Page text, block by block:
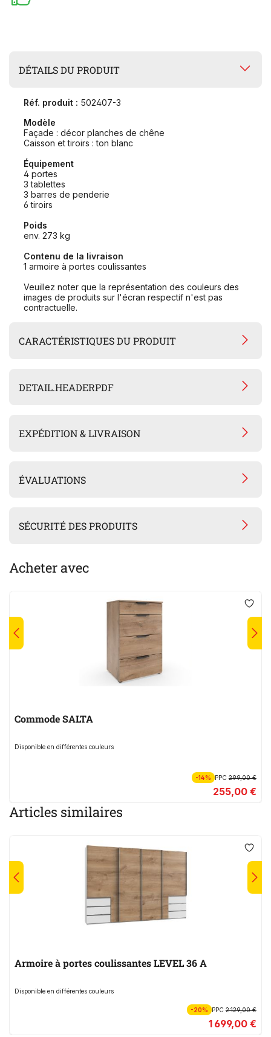
DÉTAILS DU PRODUIT
Réf. produit : 502407-3
Modèle
Façade : décor planches de chêne
Caisson et tiroirs : ton blanc
Équipement
4 portes
3 tablettes
3 barres de penderie
6 tiroirs
Poids
env. 273 kg
Contenu de la livraison
1 armoire à portes coulissantes
Veuillez noter que la représentation des couleurs des
images de produits sur l'écran respectif n'est pas
contractuelle.
CARACTÉRISTIQUES DU PRODUIT
DETAIL.HEADERPDF
EXPÉDITION & LIVRAISON
ÉVALUATIONS
SÉCURITÉ DES PRODUITS
Acheter avec
Commode SALTA
Disponible en différentes couleurs
-14% PPC299,00 €
255,00 €
Articles similaires
Armoire à portes coulissantes LEVEL 36 A
Disponible en différentes couleurs
-20% PPC2 129,00 €
1 699,00 €